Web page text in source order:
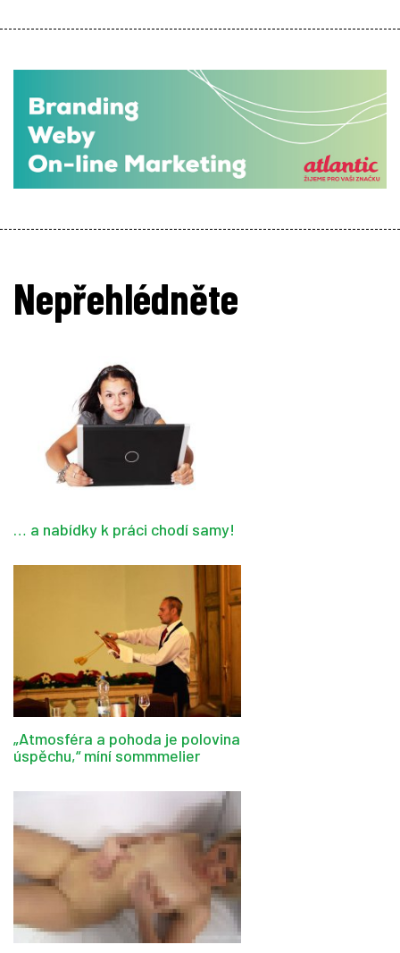
Nepřehlédněte
… a nabídky k práci chodí samy!
„Atmosféra a pohoda je polovina
úspěchu,“ míní sommmelier